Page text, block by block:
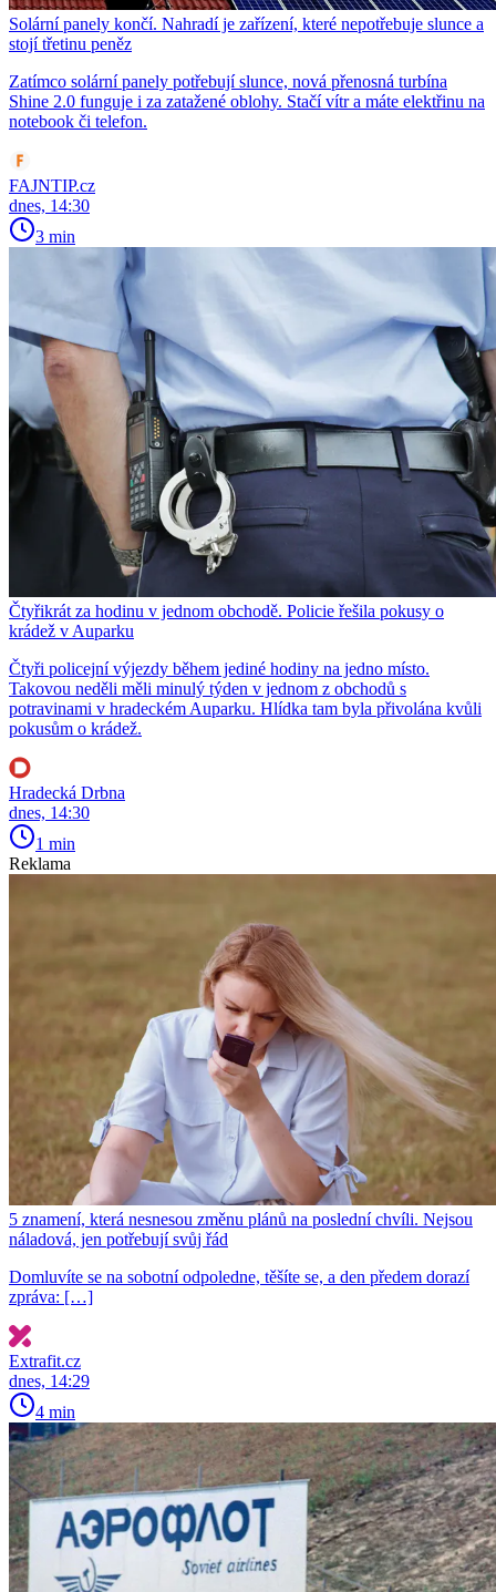
Solární panely končí. Nahradí je zařízení, které nepotřebuje slunce a
stojí třetinu peněz
Zatímco solární panely potřebují slunce, nová přenosná turbína
Shine 2.0 funguje i za zatažené oblohy. Stačí vítr a máte elektřinu na
notebook či telefon.
FAJNTIP.cz
dnes, 14:30
3 min
Čtyřikrát za hodinu v jednom obchodě. Policie řešila pokusy o
krádež v Auparku
Čtyři policejní výjezdy během jediné hodiny na jedno místo.
Takovou neděli měli minulý týden v jednom z obchodů s
potravinami v hradeckém Auparku. Hlídka tam byla přivolána kvůli
pokusům o krádež.
Hradecká Drbna
dnes, 14:30
1 min
Reklama
5 znamení, která nesnesou změnu plánů na poslední chvíli. Nejsou
náladová, jen potřebují svůj řád
Domluvíte se na sobotní odpoledne, těšíte se, a den předem dorazí
zpráva: […]
Extrafit.cz
dnes, 14:29
4 min